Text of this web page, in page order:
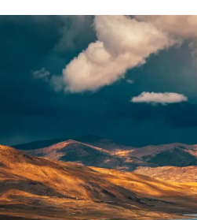
entrada